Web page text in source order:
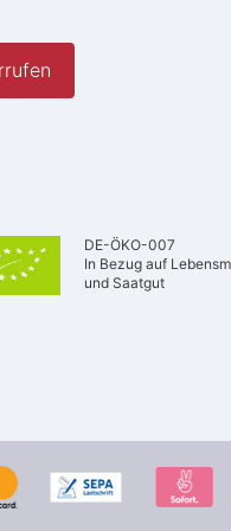
DE-ÖKO-007
In Bezug auf
und Saatgut